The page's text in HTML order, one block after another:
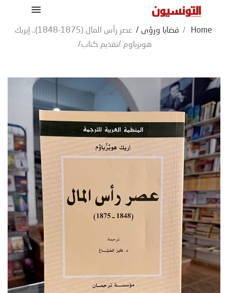
Home
/ قضايا ورؤى /
عصر رأس المال (1875-1848).. إيريك
هوبزباوم /تقديم كتاب/